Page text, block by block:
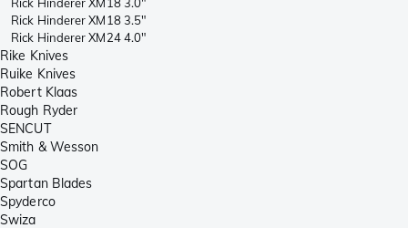
Rick Hinderer XM18 3.0"
Rick Hinderer XM18 3.5"
Rick Hinderer XM24 4.0"
Rike Knives
Ruike Knives
Robert Klaas
Rough Ryder
SENCUT
Smith & Wesson
SOG
Spartan Blades
Spyderco
Swiza